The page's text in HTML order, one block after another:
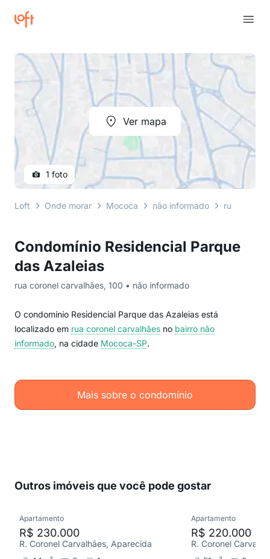
Condomínio Residencial Parque
das Azaleias
rua coronel carvalhães, 100 • não informado
O condomínio Residencial Parque das Azaleias está
localizado em rua coronel carvalhães no bairro não
informado, na cidade Mococa-SP.
Mais sobre o condomínio
Ver mapa
1 foto
Loft Onde morar Mococa não informado rua
Outros imóveis que você pode gostar
Apartamento
R$ 230.000
R. Coronel Carvalhães, Aparecida
Apartamento
R$ 220.000
R. Coronel